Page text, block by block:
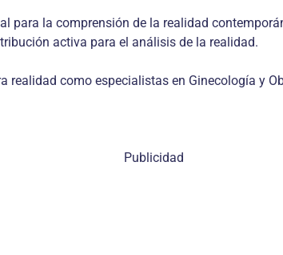
para la comprensión de la realidad
activa para el análisis de la realidad.
realidad como especialistas en Ginecología y
Publicidad